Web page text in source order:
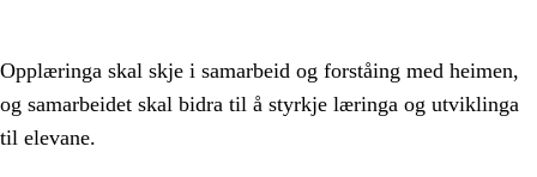
Opplæringa skal skje i samarbeid og forståing med heimen,
og samarbeidet skal bidra til å styrkje læringa og utviklinga
til elevane.